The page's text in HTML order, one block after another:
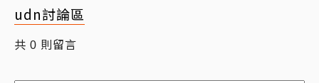
udn討論區
共 0 則留言